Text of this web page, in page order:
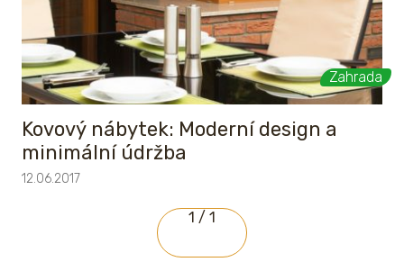
Zahrada
Kovový nábytek: Moderní design a
minimální údržba
12.06.2017
1 / 1